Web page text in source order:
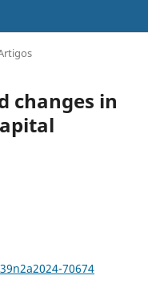
changes in
70674